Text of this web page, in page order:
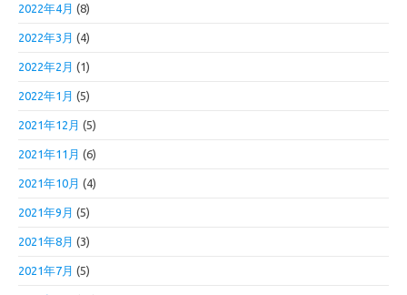
2022年4月 (8)
2022年3月 (4)
2022年2月 (1)
2022年1月 (5)
2021年12月 (5)
2021年11月 (6)
2021年10月 (4)
2021年9月 (5)
2021年8月 (3)
2021年7月 (5)